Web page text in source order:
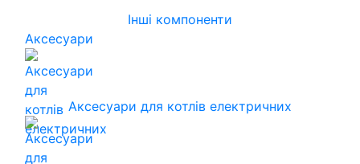
Інші компоненти
Аксесуари
Аксесуари для котлів електричних